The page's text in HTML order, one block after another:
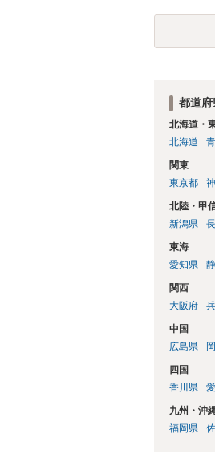
SDの診断
理的な理
されると
都道
北海道・
北海道
関東
東京都
北陸・甲
新潟県
東海
愛知県
関西
大阪府
中国
広島県
四国
香川県
九州・沖
福岡県